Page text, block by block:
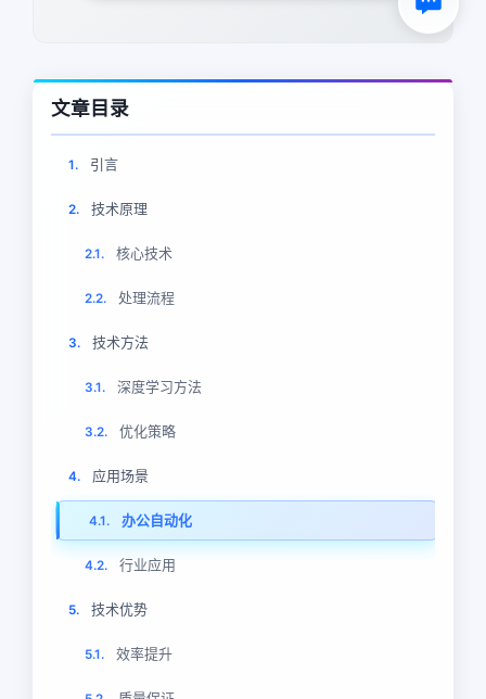
文章目录
1. 引言
2. 技术原理
2.1. 核心技术
2.2. 处理流程
3. 技术方法
3.1. 深度学习方法
3.2. 优化策略
4. 应用场景
4.1. 办公自动化
4.2. 行业应用
5. 技术优势
5.1. 效率提升